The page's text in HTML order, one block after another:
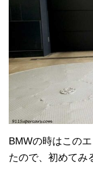
BMWの時はこの
たので、初めてみ